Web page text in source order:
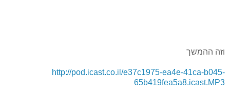
וזה ההמשך
http://pod.icast.co.il/e37c1975-ea4e-41ca-b045-
65b419fea5a8.icast.MP3